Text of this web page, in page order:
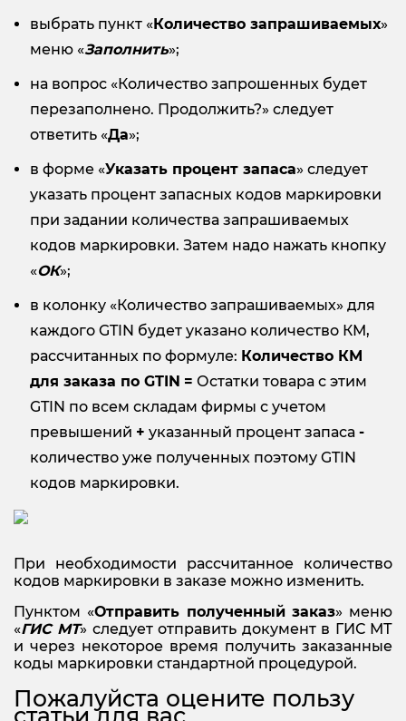
выбрать пункт « Количество запрашиваемых»
меню «Заполнить»;
на вопрос «Количество запрошенных будет
перезаполнено. Продолжить?» следует
ответить «Да»;
в форме «Указать процент запаса» следует
указать процент запасных кодов маркировки
при задании количества запрашиваемых
кодов маркировки. Затем надо нажать кнопку
«ОК»;
в колонку «Количество запрашиваемых» для
каждого GTIN будет указано количество КМ,
рассчитанных по формуле: Количество КМ
для заказа по GTIN = Остатки товара с этим
GTIN по всем складам фирмы с учетом
превышений + указанный процент запаса -
количество уже полученных поэтому GTIN
кодов маркировки.
При необходимости рассчитанное количество
кодов маркировки в заказе можно изменить.
Пунктом «Отправить полученный заказ» меню
«ГИС МТ» следует отправить документ в ГИС МТ
и через некоторое время получить заказанные
коды маркировки стандартной процедурой.
Пожалуйста оцените пользу